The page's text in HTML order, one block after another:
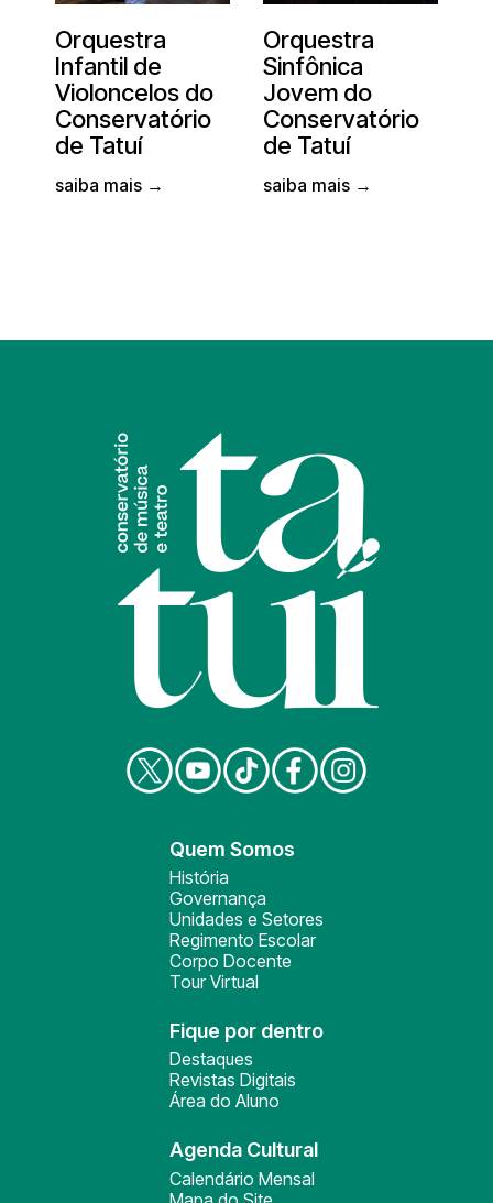
Orquestra
Infantil de
Violoncelos do
Conservatório
de Tatuí
saiba mais →
Orquestra
Sinfônica
Jovem do
Conservatório
de Tatuí
saiba mais →
Quem Somos
História
Governança
Unidades e Setores
Regimento Escolar
Corpo Docente
Tour Virtual
Fique por dentro
Destaques
Revistas Digitais
Área do Aluno
Agenda Cultural
Calendário Mensal